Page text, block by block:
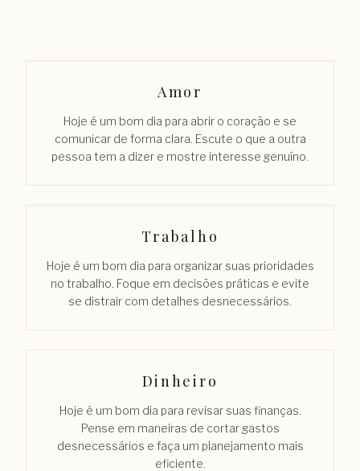
Amor
Hoje é um bom dia para abrir o coração e se
comunicar de forma clara. Escute o que a outra
pessoa tem a dizer e mostre interesse genuíno.
Trabalho
Hoje é um bom dia para organizar suas prioridades
no trabalho. Foque em decisões práticas e evite
se distrair com detalhes desnecessários.
Dinheiro
Hoje é um bom dia para revisar suas finanças.
Pense em maneiras de cortar gastos
desnecessários e faça um planejamento mais
eficiente.